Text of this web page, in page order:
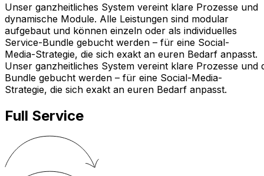
Unser ganzheitliches System vereint klare Prozesse und
dynamische Module. Alle Leistungen sind modular
aufgebaut und können einzeln oder als individuelles
Service-Bundle gebucht werden – für eine Social-
Media-Strategie, die sich exakt an euren Bedarf anpasst.
Unser ganzheitliches System vereint klare Prozesse und
Bundle gebucht werden – für eine Social-Media-
Strategie, die sich exakt an euren Bedarf anpasst.
Full Service